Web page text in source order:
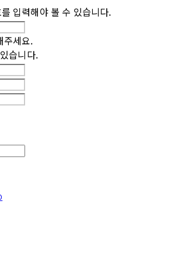
입력해야 볼 수 있습니다.
주세요.
습니다.